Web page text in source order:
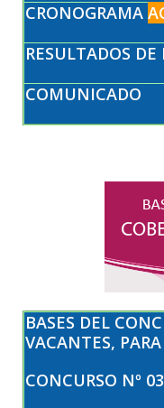
CRONOGRAMA
RESULTADOS
COMUNICADO
BASES DEL
VACANTES,
CONCURSO Nº